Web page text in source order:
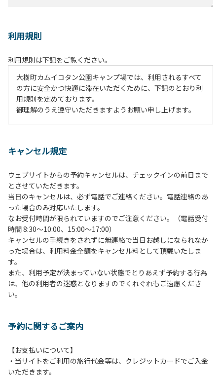
利用規則
利用規則は下記をご覧ください。
大樹町カムイコタン公園キャンプ場では、利用されるすべて
の方に安全かつ快適に滞在いただくために、下記のとおり利
用規則を定めております。
御理解のうえ遵守いただきますようお願い申し上げます。
２、中学生以下だけでの利用はできません。高校生以上の方
３、テントサイト（多目的広場を含む。）の使用は、事前に
予約いただいた方のみで、連泊の方を除き、正午からです。
基本的に、テント1張りにつき1区画の予約をお願いします。
管理棟にてチェックインの手続きを行ってください。午後3
時前にお越しの方は、午後3時になりましたら管理棟にて手
続きを行ってください。午後5時過ぎにお越しの方は、翌朝
手続きを行ってください。
４、車両は、荷物の積み下ろし時以外は、駐車場にとめてく
ださい。
５、チェックアウトは、午前10時まで（日帰り使用の場合は
午後5時まで）です。チェックインの手続きを行っていない
方や使用人数が増えた場合は、必ず手続きを行ってくださ
ら午前10時までの間にゴミステーションに出してください。
は、お持ち帰りをお願いします。
【禁止事項】
キャンセル規定
ウェブサイトからの予約キャンセルは、チェックインの前日まで
とさせていただきます。
当日のキャンセルは、必ず電話でご連絡ください。電話連絡のあ
った場合のみ対応いたします。
なお受付時間が限られていますのでご注意ください。（電話受付
時間 8:30～10:00、15:00～17:00）
キャンセルの手続きをされずに無連絡で当日お越しになられなか
った場合は、利用料金全額をキャンセル料として頂戴いたしま
す。
また、利用予定が決まっていない状態でとりあえず予約する行為
は、他の利用者の迷惑となりますのでくれぐれもご遠慮くださ
い。
予約に関するご案内
【お支払いについて】
・当サイトをご利用の旅行代金等は、クレジットカードでご入金
いただきます。